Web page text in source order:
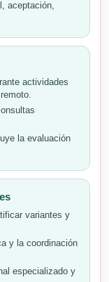
aceptación,
actividades
la evaluación
variantes y
y la coordinación
especializado y